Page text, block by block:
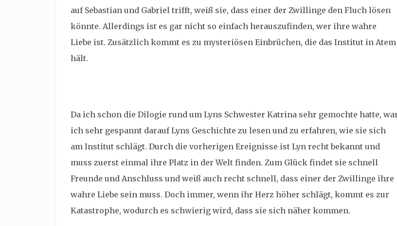
auf Sebastian und Gabriel trifft, weiß sie, dass einer der Zwillinge den Fluch lösen
könnte. Allerdings ist es gar nicht so einfach herauszufinden, wer ihre wahre
Liebe ist. Zusätzlich kommt es zu mysteriösen Einbrüchen, die das Institut in Atem
hält.
Da ich schon die Dilogie rund um Lyns Schwester Katrina sehr gemochte hatte,
ich sehr gespannt darauf Lyns Geschichte zu lesen und zu erfahren, wie sie sich
am Institut schlägt. Durch die vorherigen Ereignisse ist Lyn recht bekannt und
muss zuerst einmal ihre Platz in der Welt finden. Zum Glück findet sie schnell
Freunde und Anschluss und weiß auch recht schnell, dass einer der Zwillinge ihre
wahre Liebe sein muss. Doch immer, wenn ihr Herz höher schlägt, kommt es zur
Katastrophe, wodurch es schwierig wird, dass sie sich näher kommen.